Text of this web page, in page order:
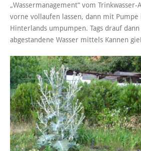
„Wassermanagement“ vom Trinkwasser-
vorne vollaufen lassen, dann mit Pumpe
Hinterlands umpumpen. Tags drauf dann
abgestandene Wasser mittels Kannen